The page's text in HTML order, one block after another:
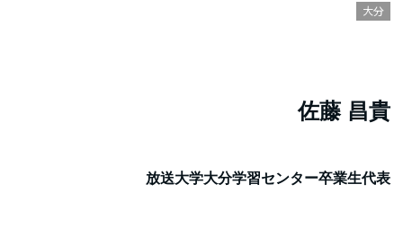
大分
佐藤 昌貴
放送大学大分学習センター卒業生代表